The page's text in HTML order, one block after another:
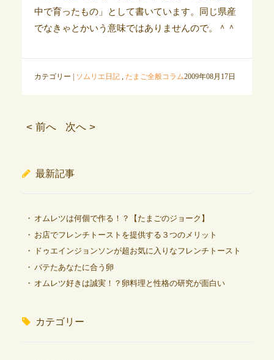
中で育ったもの」として書いています。同じ県産
でなきゃとかいう意味ではありませんので。＾＾
カテゴリー | ソムリエ日記, たまご全般コラム2009年08月17日
< 前へ 次へ >
最新記事
オムレツは何個で作る！？【たまごのジョーク】
お店でフレンチトーストを提供する３つのメリット
ドゥエインジョンソンが超お気に入りなフレンチトースト
バテたあなたに合う卵
オムレツ好きは誠実！？卵料理と性格の研究が面白い
カテゴリー